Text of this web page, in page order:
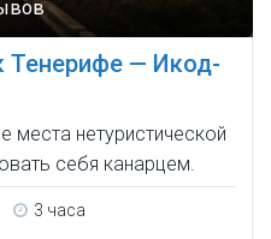
Тенерифе — Икод-
места нетуристической
себя канарцем.
3 часа